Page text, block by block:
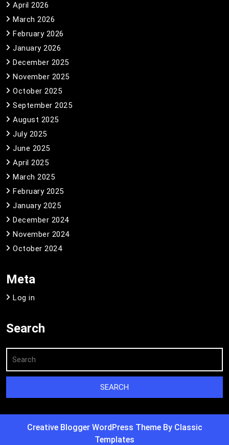
April 2026
March 2026
February 2026
January 2026
December 2025
November 2025
October 2025
September 2025
August 2025
July 2025
June 2025
April 2025
March 2025
February 2025
January 2025
December 2024
November 2024
October 2024
Meta
Log in
Search
Creative Blogger WordPress Theme By Classic
Templates